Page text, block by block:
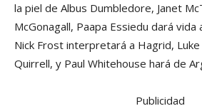
la piel de Albus Dumbledore, Janet
McGonagall, Paapa Essiedu dará vida
Nick Frost interpretará a Hagrid,
Quirrell, y Paul Whitehouse hará de
Publicidad